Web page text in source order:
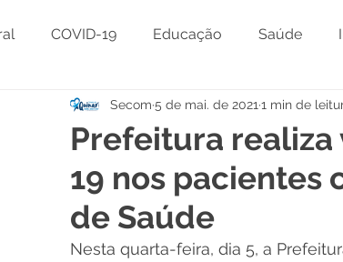
COVID-19 Educação Saúde
Agricultura e Produção Comunidade
Políticas Públicas Cultura Desporto e Lazer
Vacinômetro Dengue
Prefeitura realiza
19 nos pacientes
de Saúde
Secom 5 de mai. de 2021 1 min de
Nesta quarta-feira, dia 5, a